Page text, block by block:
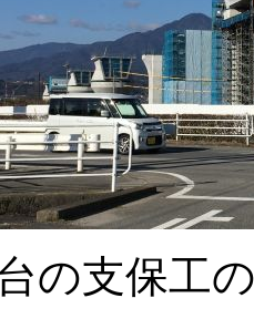
の支保工